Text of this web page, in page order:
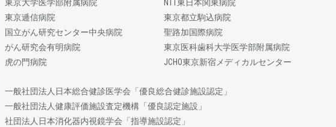
東京大学医学部附属病院
東京逓信病院
国立がん研究センター中央病院
がん研究会有明病院
虎の門病院
NTT東日本関東病院
東京都立駒込病院
聖路加国際病院
東京医科歯科大学医学部附属病院
JCHO東京新宿メディカルセンター
一般社団法人日本総合健診医学会「優良総合健診施設認定」
一般社団法人健康評価施設査定機構「優良認定施設」
社団法人日本消化器内視鏡学会「指導施設認定」